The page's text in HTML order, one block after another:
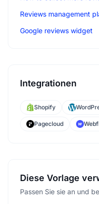
Reviews management
Google reviews widget
Integrationen
Shopify
Pagecloud
Diese Vorlage
Passen Sie sie an und